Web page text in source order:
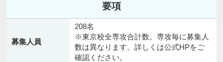
要項
募集人員
208名
※東京校全専攻合計数。専攻毎に募集人
数は異なります。詳しくは公式HPをご
確認ください。